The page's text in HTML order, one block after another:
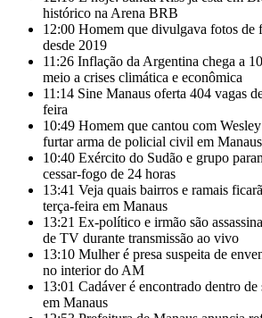
histórico na Arena BRB
12:00 Homem que divulgava fotos de
desde 2019
11:26 Inflação da Argentina chega a
meio a crises climática e econômica
11:14 Sine Manaus oferta 404 vagas
feira
10:49 Homem que cantou com
furtar arma de policial civil em Manaus
10:40 Exército do Sudão e grupo
cessar-fogo de 24 horas
13:41 Veja quais bairros e ramais
terça-feira em Manaus
13:21 Ex-político e irmão são
de TV durante transmissão ao vivo
13:10 Mulher é presa suspeita de
no interior do AM
13:01 Cadáver é encontrado dentro
em Manaus